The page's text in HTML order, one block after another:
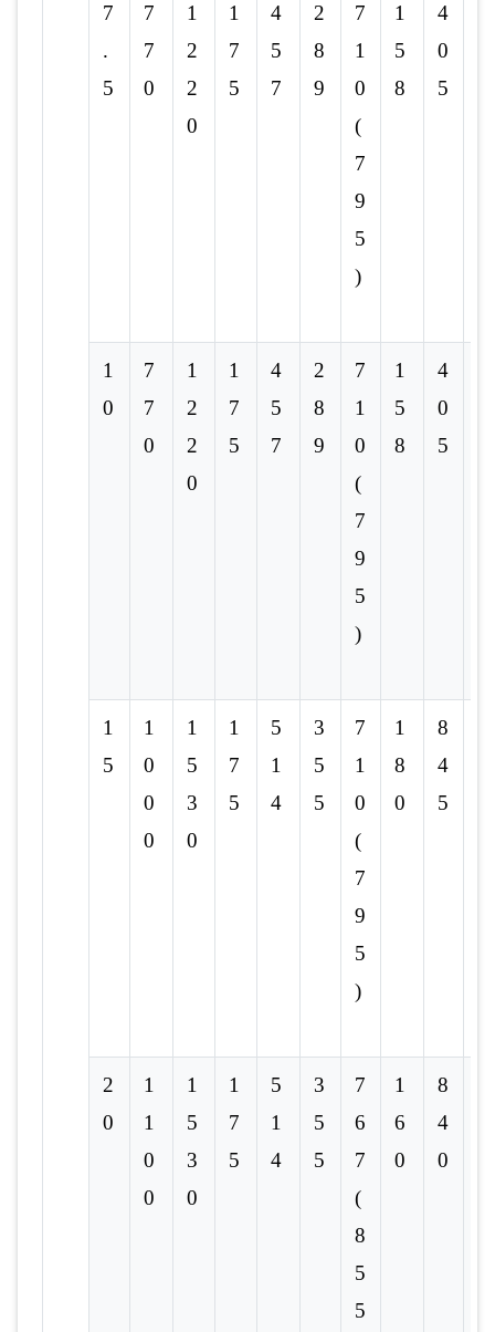
7
.
5
7
7
0
1
2
2
0
1
7
5
4
5
7
2
8
9
7
1
0
(
7
9
5
)
1
5
8
4
0
5
1
0
7
7
0
1
2
2
0
1
7
5
4
5
7
2
8
9
7
1
0
(
7
9
5
)
1
5
8
4
0
5
1
5
1
0
0
0
1
5
3
0
1
7
5
5
1
4
3
5
5
7
1
0
(
7
9
5
)
1
8
0
8
4
5
2
0
1
1
0
0
1
5
3
0
1
7
5
5
1
4
3
5
5
7
6
7
(
8
5
5
1
6
0
8
4
0